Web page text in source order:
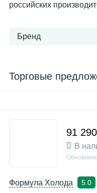
российских
Бренд
Торговые
Формула Холода 5.0
91
В